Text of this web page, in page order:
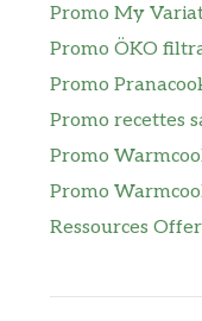
Promo My
Promo ÖKO
Promo
Promo recettes
Promo
Promo
Ressources